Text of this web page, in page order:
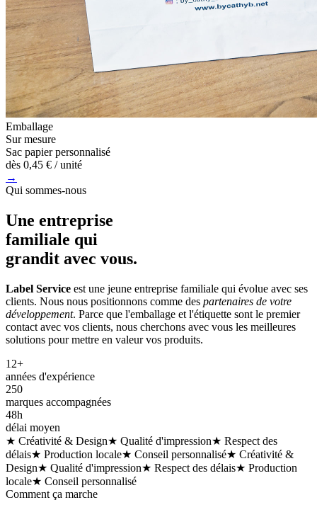
Emballage
Sur mesure
Sac papier personnalisé
dès 0,45 € / unité
→
Qui sommes-nous
Une entreprise
familiale qui
grandit avec vous.
Label Service est une jeune entreprise familiale qui évolue avec ses
clients. Nous nous positionnons comme des partenaires de votre
développement. Parce que l'emballage et l'étiquette sont le premier
contact avec vos clients, nous cherchons avec vous les meilleures
solutions pour mettre en valeur vos produits.
12+
années d'expérience
250
marques accompagnées
48h
délai moyen
★ Créativité & Design★ Qualité d'impression★ Respect des
délais★ Production locale★ Conseil personnalisé★ Créativité &
Design★ Qualité d'impression★ Respect des délais★ Production
locale★ Conseil personnalisé
Comment ça marche